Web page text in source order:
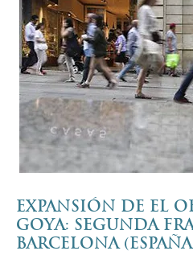
EXPANSIÓN DE EL
GOYA: SEGUNDA
BARCELONA